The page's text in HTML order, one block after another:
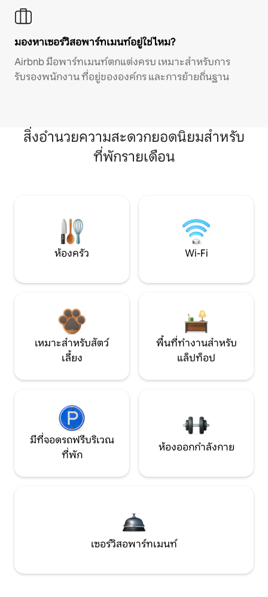
มองหาเซอร์วิสอพาร์ทเมนท์อยู่ใช่ไหม?
Airbnb มีอพาร์ทเมนท์ตกแต่งครบ เหมาะสำหรับการ
รับรองพนักงาน ที่อยู่ขององค์กร และการย้ายถิ่นฐาน
สิ่งอำนวยความสะดวกยอดนิยมสำหรับ
ที่พักรายเดือน
ห้องครัว Wi-Fi
เหมาะสำหรับสัตว์
เลี้ยง
พื้นที่ทำงานสำหรับ
แล็ปท็อป
มีที่จอดรถฟรีบริเวณ
ที่พัก
ห้องออกกำลังกาย
เซอร์วิสอพาร์ทเมนท์